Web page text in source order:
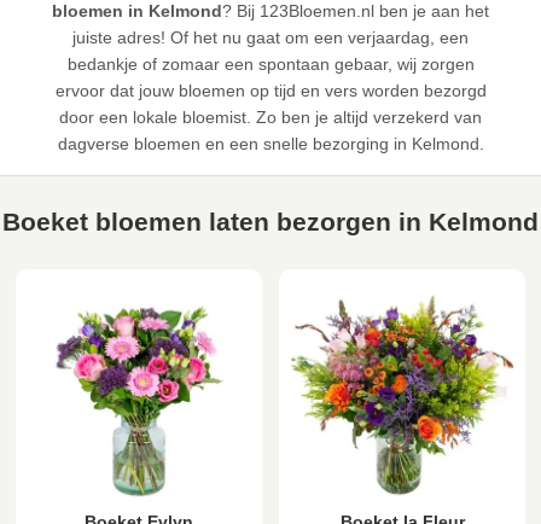
bloemen in Kelmond? Bij 123Bloemen.nl ben je aan het
juiste adres! Of het nu gaat om een verjaardag, een
bedankje of zomaar een spontaan gebaar, wij zorgen
ervoor dat jouw bloemen op tijd en vers worden bezorgd
door een lokale bloemist. Zo ben je altijd verzekerd van
dagverse bloemen en een snelle bezorging in Kelmond.
Boeket bloemen laten bezorgen in Kelmond